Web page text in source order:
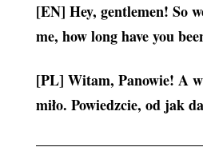
[EN] Hey, gentlemen! So
me, how long have you
[PL] Witam, Panowie! A
miło. Powiedzcie, od jak